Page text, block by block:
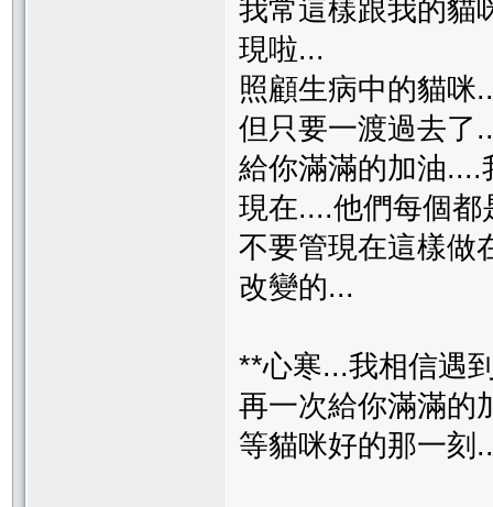
我常這樣跟我的貓
現啦...
照顧生病中的貓咪
但只要一渡過去了
給你滿滿的加油....
現在....他們每個都
不要管現在這樣做
改變的...
**心寒...我相信遇
再一次給你滿滿的
等貓咪好的那一刻